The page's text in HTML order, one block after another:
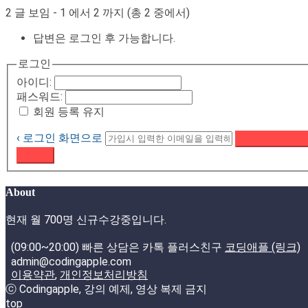
2 글 보임 - 1 에서 2 까지 (총 2 중에서)
답변은 로그인 후 가능합니다.
로그인
아이디:
패스워드:
회원 등록 유지
‹ 로그인 화면으로
About
현재 월 700명 신규수강중입니다.
(09:00~20:00) 빠른 상담은 카톡 플러스친구 코딩애플 (링크)
admin@codingapple.com
이용약관, 개인정보처리방침
ⓒ Codingapple, 강의 예제, 영상 복제 금지
top